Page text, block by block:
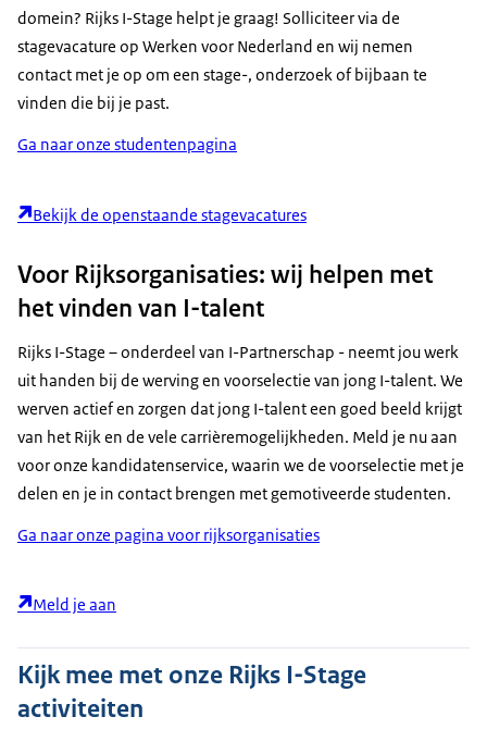
domein? Rijks I-Stage helpt je graag! Solliciteer via de
stagevacature op Werken voor Nederland en wij nemen
contact met je op om een stage-, onderzoek of bijbaan te
vinden die bij je past.
Ga naar onze studentenpagina
Bekijk de openstaande stagevacatures
Voor Rijksorganisaties: wij helpen met
het vinden van I-talent
Rijks I-Stage – onderdeel van I-Partnerschap - neemt jou werk
uit handen bij de werving en voorselectie van jong I-talent. We
werven actief en zorgen dat jong I-talent een goed beeld krijgt
van het Rijk en de vele carrièremogelijkheden. Meld je nu aan
voor onze kandidatenservice, waarin we de voorselectie met je
delen en je in contact brengen met gemotiveerde studenten.
Ga naar onze pagina voor rijksorganisaties
Meld je aan
Kijk mee met onze Rijks I-Stage
activiteiten